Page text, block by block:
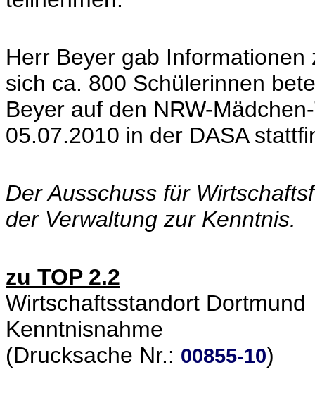
Herr Beyer gab Informationen
sich ca. 800 Schülerinnen
Beyer auf den NRW-
05.07.2010 in der DASA
Der Ausschuss für
der Verwaltung zur Kenntnis.
zu TOP 2.2
Wirtschaftsstandort Dortmund
Kenntnisnahme
(Drucksache Nr.: 00855-10)